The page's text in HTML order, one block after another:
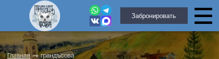
Забронировать
Главная →грандъсова